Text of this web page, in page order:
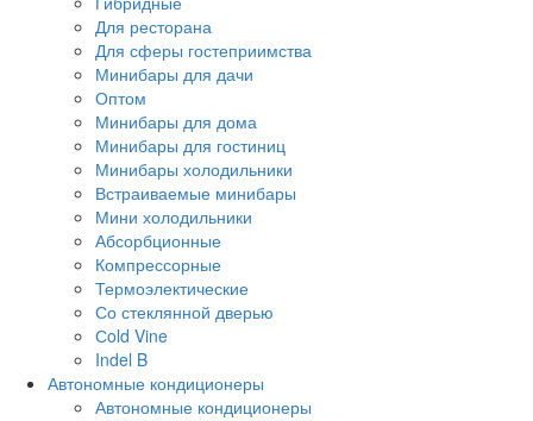
Для ресторана
Для сферы гостеприимства
Минибары для дачи
Оптом
Минибары для дома
Минибары для гостиниц
Минибары холодильники
Встраиваемые минибары
Мини холодильники
Абсорбционные
Компрессорные
Термоэлектические
Со стеклянной дверью
Сold Vine
Indel B
Автономные кондиционеры
Автономные кондиционеры